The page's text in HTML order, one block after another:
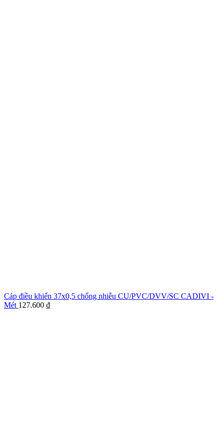
Cáp điều khiển 37x0,5 chống nhiễu CU/PVC/DVV/SC CADIVI -
Mét 127.600 ₫